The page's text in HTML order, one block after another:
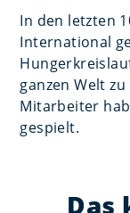
In den letzten
International
ganzen Welt
Mitarbeiter
gespielt.
Das